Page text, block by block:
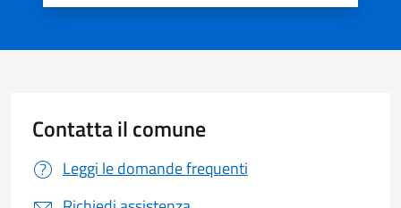
Contatta il comune
Leggi le domande frequenti